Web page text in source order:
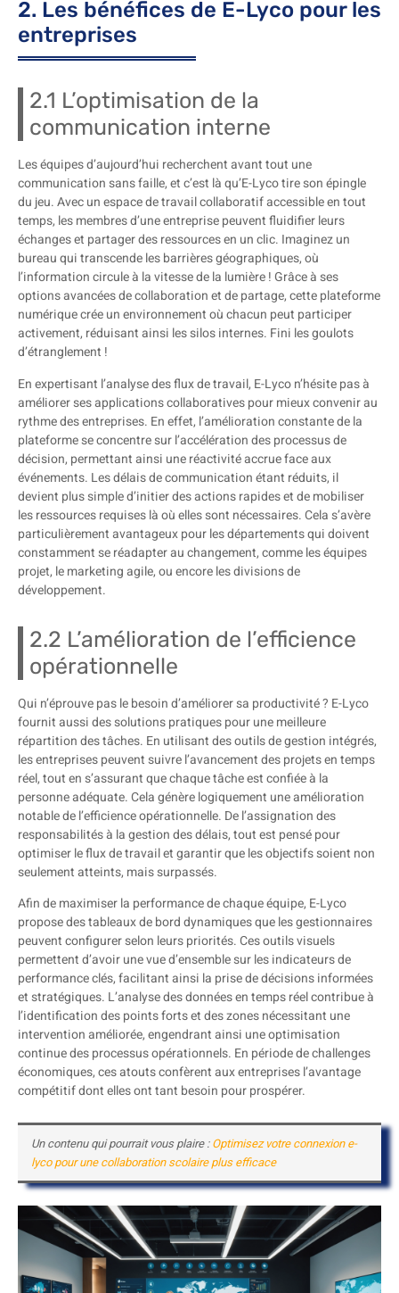
2. Les bénéfices de E-Lyco pour les
entreprises
2.1 L’optimisation de la
communication interne
Les équipes d’aujourd’hui recherchent avant tout une
communication sans faille, et c’est là qu’E-Lyco tire son épingle
du jeu. Avec un espace de travail collaboratif accessible en tout
temps, les membres d’une entreprise peuvent fluidifier leurs
échanges et partager des ressources en un clic. Imaginez un
bureau qui transcende les barrières géographiques, où
l’information circule à la vitesse de la lumière ! Grâce à ses
options avancées de collaboration et de partage, cette plateforme
numérique crée un environnement où chacun peut participer
activement, réduisant ainsi les silos internes. Fini les goulots
d’étranglement !
En expertisant l’analyse des flux de travail, E-Lyco n’hésite pas à
améliorer ses applications collaboratives pour mieux convenir au
rythme des entreprises. En effet, l’amélioration constante de la
plateforme se concentre sur l’accélération des processus de
décision, permettant ainsi une réactivité accrue face aux
événements. Les délais de communication étant réduits, il
devient plus simple d’initier des actions rapides et de mobiliser
les ressources requises là où elles sont nécessaires. Cela s’avère
particulièrement avantageux pour les départements qui doivent
constamment se réadapter au changement, comme les équipes
projet, le marketing agile, ou encore les divisions de
développement.
2.2 L’amélioration de l’efficience
opérationnelle
Qui n’éprouve pas le besoin d’améliorer sa productivité ? E-Lyco
fournit aussi des solutions pratiques pour une meilleure
répartition des tâches. En utilisant des outils de gestion intégrés,
les entreprises peuvent suivre l’avancement des projets en temps
réel, tout en s’assurant que chaque tâche est confiée à la
personne adéquate. Cela génère logiquement une amélioration
notable de l’efficience opérationnelle. De l’assignation des
responsabilités à la gestion des délais, tout est pensé pour
optimiser le flux de travail et garantir que les objectifs soient non
seulement atteints, mais surpassés.
Afin de maximiser la performance de chaque équipe, E-Lyco
propose des tableaux de bord dynamiques que les gestionnaires
peuvent configurer selon leurs priorités. Ces outils visuels
permettent d’avoir une vue d’ensemble sur les indicateurs de
performance clés, facilitant ainsi la prise de décisions informées
et stratégiques. L’analyse des données en temps réel contribue à
l’identification des points forts et des zones nécessitant une
intervention améliorée, engendrant ainsi une optimisation
continue des processus opérationnels. En période de challenges
économiques, ces atouts confèrent aux entreprises l’avantage
compétitif dont elles ont tant besoin pour prospérer.
Un contenu qui pourrait vous plaire :Optimisez votre connexion e-
lyco pour une collaboration scolaire plus efficace